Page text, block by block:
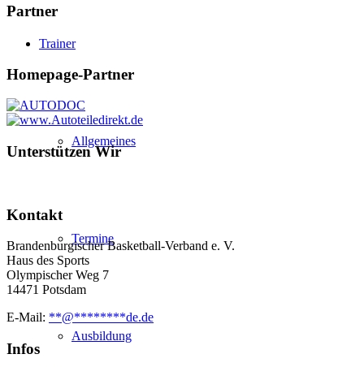
Trainer
Allgemeines
Termine
Ausbildung
Partner
Homepage-Partner
Unterstützen Wir
Kontakt
Brandenburgischer Basketball-Verband e. V.
Haus des Sports
Olympischer Weg 7
14471 Potsdam
E-Mail: **@********de.de
Infos